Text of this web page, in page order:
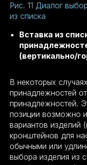
Рис. 11 Диалог
из списка
Вставка из
(вертикально/
В некоторых
принадлежностей
принадлежностей.
позиции возможно
вариантов изделий
кронштейнов для
обычными или
выбора изделия из